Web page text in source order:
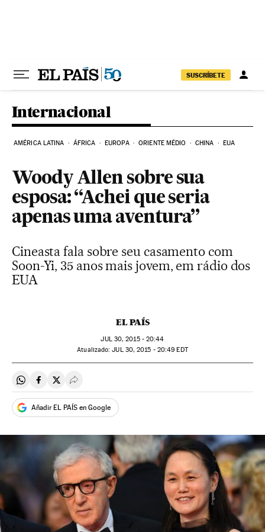
SUSCRÍBETE
Internacional
AMÉRICA LATINA ÁFRICA EUROPA ORIENTE MÉDIO CHINA EUA
Woody Allen sobre sua
esposa: “Achei que seria
apenas uma aventura”
Cineasta fala sobre seu casamento com
Soon-Yi, 35 anos mais jovem, em rádio dos
EUA
EL PAÍS
JUL30, 2015 - 20:44
atualizado: JUL30, 2015 - 20:49 EDT
Compartir en Whatsapp
Compartir en Facebook
Compartir en Twitter
Desplegar Redes Sociales
Añadir EL PAÍS en Google